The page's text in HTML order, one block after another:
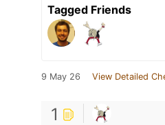
Tagged Friends
9 May 26 View Detailed
1